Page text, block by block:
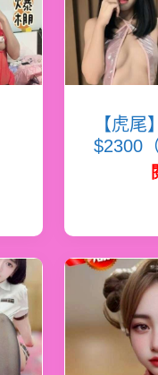
【虎尾
$2300